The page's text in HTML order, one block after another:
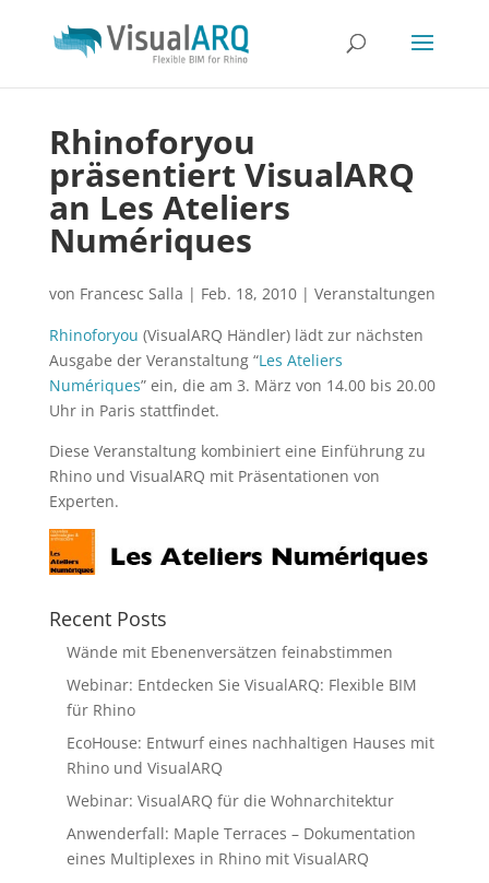
Rhinoforyou
präsentiert VisualARQ
an Les Ateliers
Numériques
von Francesc Salla | Feb. 18, 2010| Veranstaltungen
Rhinoforyou (VisualARQ Händler) lädt zur nächsten
Ausgabe der Veranstaltung “Les Ateliers
Numériques” ein, die am 3. März von 14.00 bis 20.00
Uhr in Paris stattfindet.
Diese Veranstaltung kombiniert eine Einführung zu
Rhino und VisualARQ mit Präsentationen von
Experten.
Recent Posts
Wände mit Ebenenversätzen feinabstimmen
Webinar: Entdecken Sie VisualARQ: Flexible BIM
für Rhino
EcoHouse: Entwurf eines nachhaltigen Hauses mit
Rhino und VisualARQ
Webinar: VisualARQ für die Wohnarchitektur
Anwenderfall: Maple Terraces – Dokumentation
eines Multiplexes in Rhino mit VisualARQ